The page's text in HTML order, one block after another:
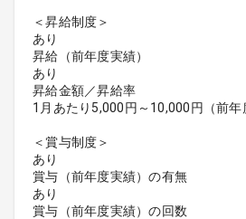
＜昇給制度＞
あり
昇給（前年度実績）
あり
昇給金額／昇給率
1月あたり5,000円～10,000円（前年
＜賞与制度＞
あり
賞与（前年度実績）の有無
あり
賞与（前年度実績）の回数